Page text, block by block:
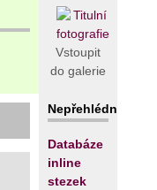
Vstoupit
do galerie
Nepřehlédněte!
Databáze
inline
stezek